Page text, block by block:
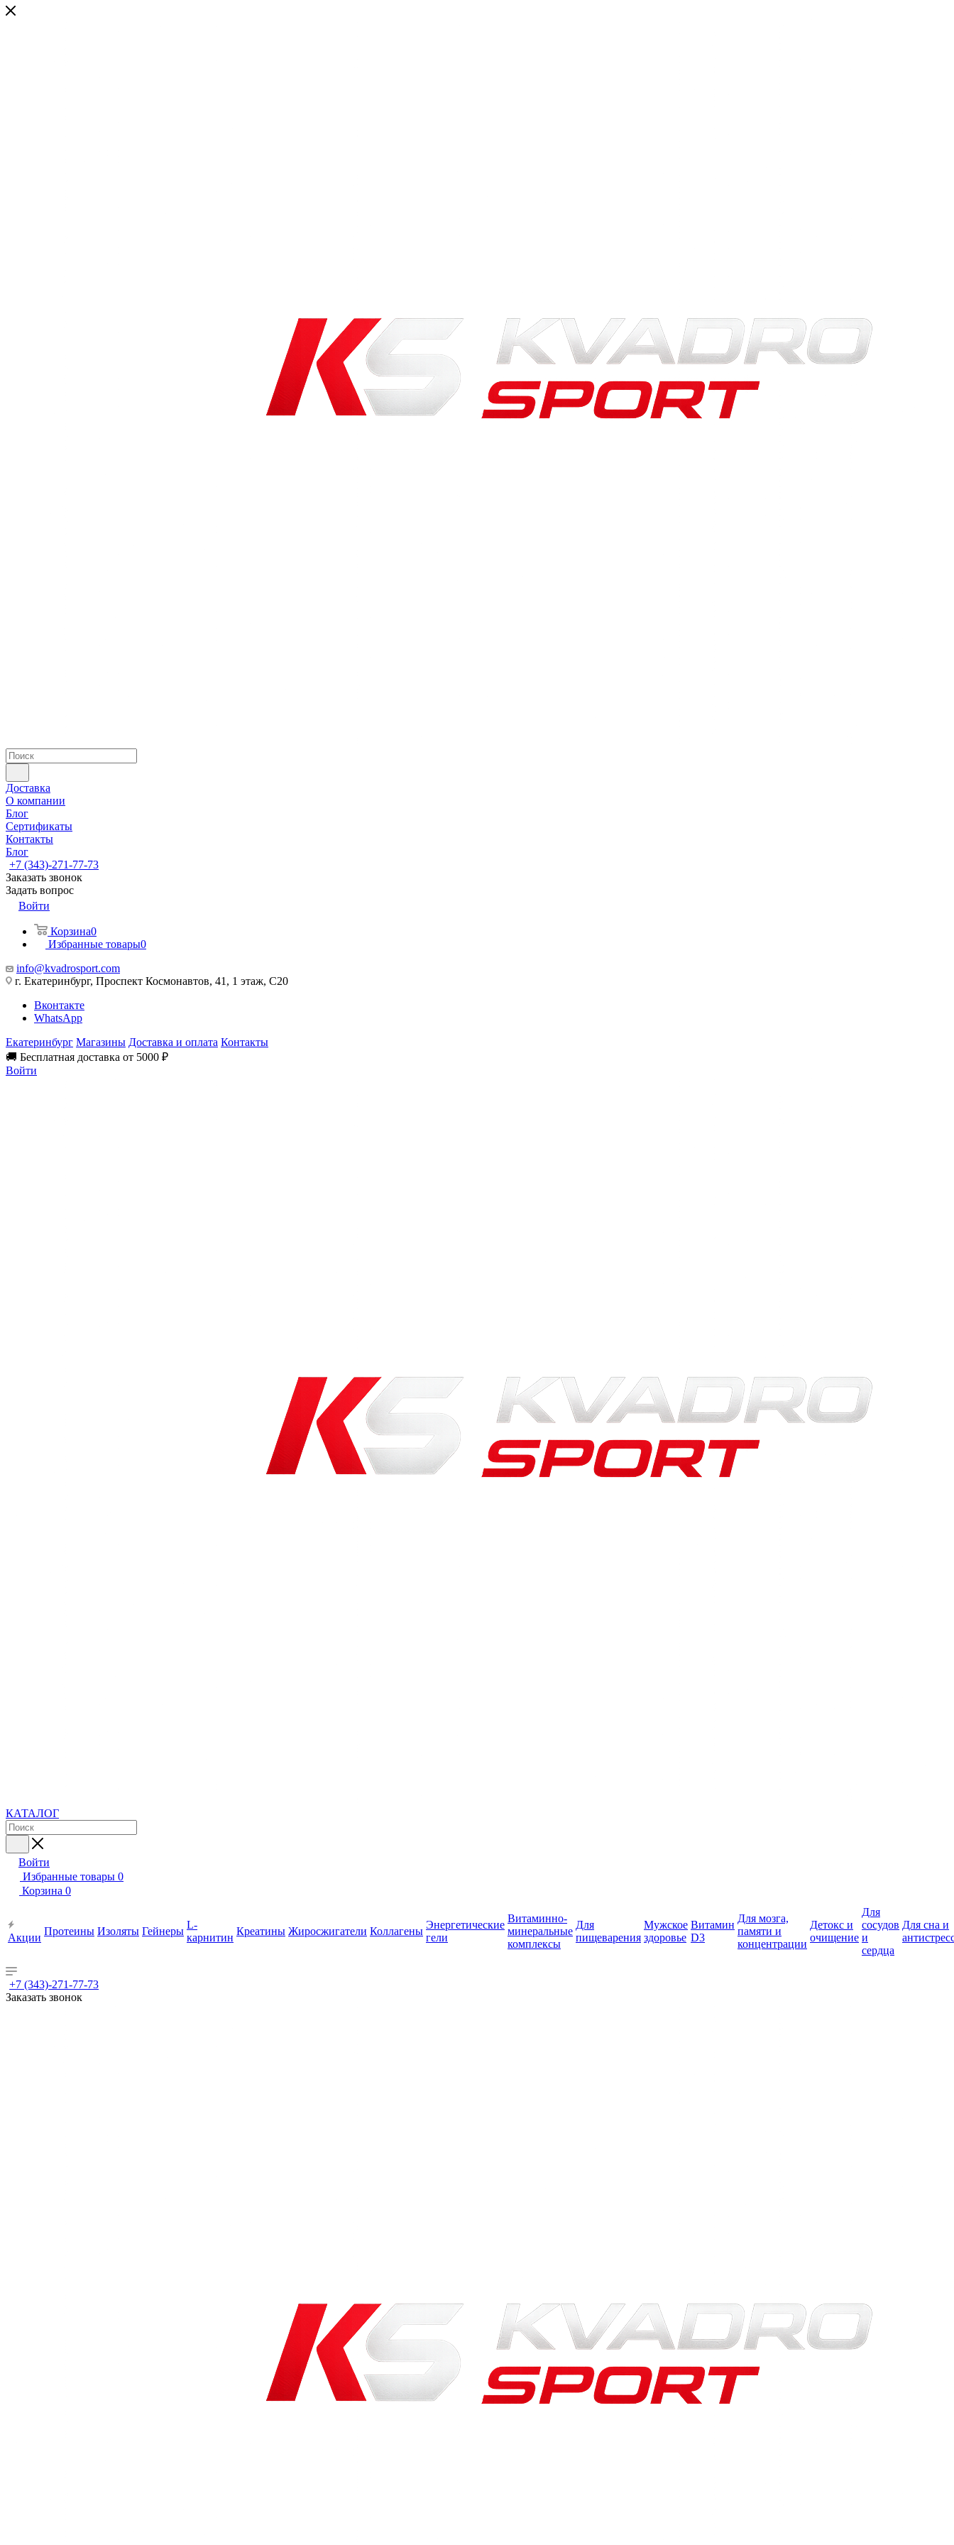
Доставка
О компании
Блог
Сертификаты
Контакты
Блог
+7 (343)-271-77-73
Заказать звонок
Задать вопрос
Войти
Корзина0
Избранные товары0
info@kvadrosport.com
г. Екатеринбург, Проспект Космонавтов, 41, 1 этаж, С20
Вконтакте
WhatsApp
Екатеринбург Магазины Доставка и оплата Контакты
🚚 Бесплатная доставка от 5000 ₽
Войти
КАТАЛОГ
Войти
Избранные товары 0
Корзина 0
Акции
Протеины Изоляты Гейнеры
L-
карнитин
Креатины Жиросжигатели Коллагены
Энергетические
гели
Витаминно-
минеральные
комплексы
Для
пищеварения
Мужское
здоровье
Витамин
D3
Для мозга,
памяти и
концентрации
Детокс и
очищение
Для
сосудов
и
сердца
Для сна и
+7 (343)-271-77-73
Заказать звонок